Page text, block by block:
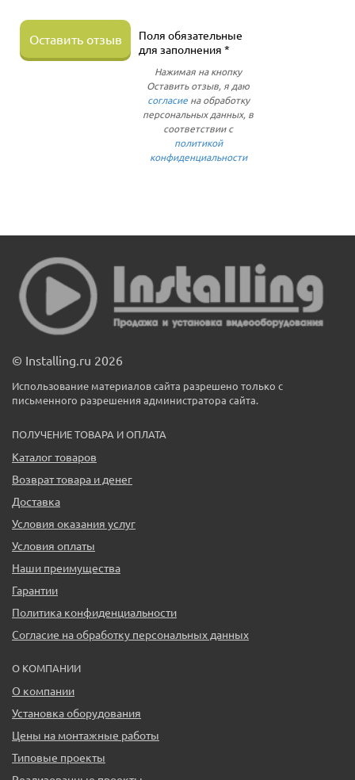
Оставить отзыв
Поля обязательные
для заполнения *
Нажимая на кнопку
Оставить отзыв, я даю
согласиена обработку
персональных данных, в
соответствии с
политикой
конфиденциальности
© Installing.ru 2026
Использование материалов сайта разрешено только с
письменного разрешения администратора сайта.
ПОЛУЧЕНИЕ ТОВАРА И ОПЛАТА
Каталог товаров
Возврат товара и денег
Доставка
Условия оказания услуг
Условия оплаты
Наши преимущества
Гарантии
Политика конфиденциальности
Согласие на обработку персональных данных
О КОМПАНИИ
О компании
Установка оборудования
Цены на монтажные работы
Типовые проекты